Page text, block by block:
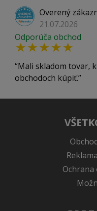
Overený
21.07.2026
Odporúča obchod
Mali skladom tovar,
obchodoch kúpiť.
Ochrana